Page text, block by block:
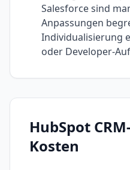
Salesforce sind
Anpassungen
Individualisierung
oder Developer-
HubSpot CRM
Kosten